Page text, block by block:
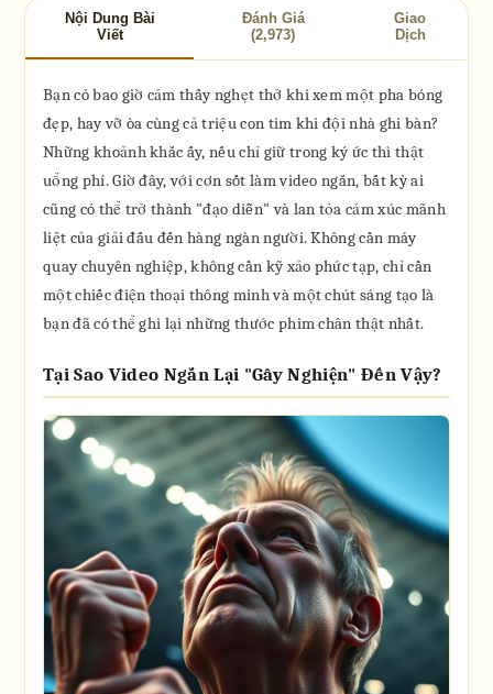
Nội Dung Bài
Viết
Đánh Giá
(2,973)
Giao
Dịch
Bạn có bao giờ cảm thấy nghẹt thở khi xem một pha bóng
đẹp, hay vỡ òa cùng cả triệu con tim khi đội nhà ghi bàn?
Những khoảnh khắc ấy, nếu chỉ giữ trong ký ức thì thật
uổng phí. Giờ đây, với cơn sốt làm video ngắn, bất kỳ ai
cũng có thể trở thành "đạo diễn" và lan tỏa cảm xúc mãnh
liệt của giải đấu đến hàng ngàn người. Không cần máy
quay chuyên nghiệp, không cần kỹ xảo phức tạp, chỉ cần
một chiếc điện thoại thông minh và một chút sáng tạo là
bạn đã có thể ghi lại những thước phim chân thật nhất.
Tại Sao Video Ngắn Lại "Gây Nghiện" Đến Vậy?